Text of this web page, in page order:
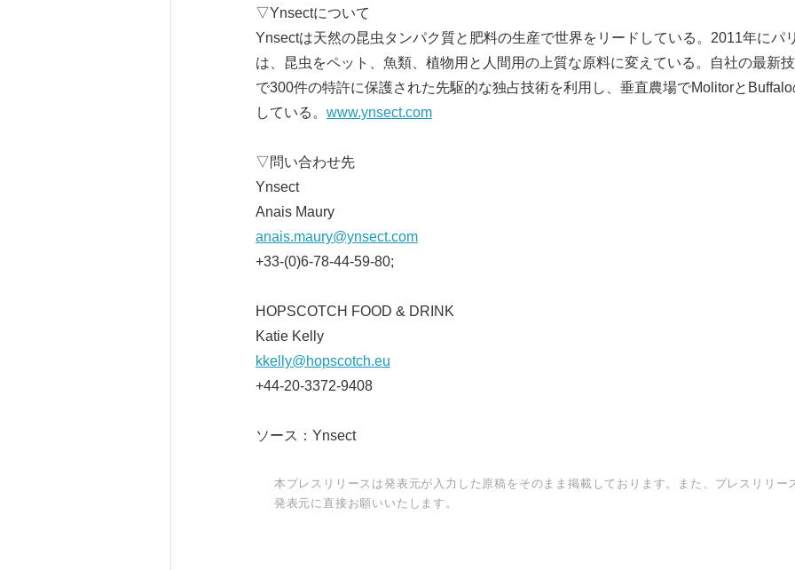
▽Ynsectについて
Ynsectは天然の昆虫タンパク質と肥料の生産で世界をリードしている。2011年にパ
は、昆虫をペット、魚類、植物用と人間用の上質な原料に変えている。自社の最新
で300件の特許に保護された先駆的な独占技術を利用し、垂直農場でMolitorと
している。 www.ynsect.com
▽問い合わせ先
Ynsect
Anais Maury
anais.maury@ynsect.com
+33-(0)6-78-44-59-80;
HOPSCOTCH FOOD & DRINK
Katie Kelly
kkelly@hopscotch.eu
+44-20-3372-9408
ソース：Ynsect
本プレスリリースは発表元が入力した原稿をそのまま掲載しております。また、プレスリリー
発表元に直接お願いいたします。
Japanese